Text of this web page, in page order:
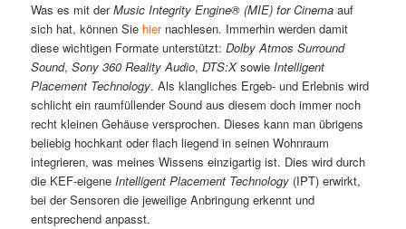
Was es mit derMusic Integrity Engine® (MIE) for Cinemaauf
sich hat, können Sie hiernachlesen. Immerhin werden damit
diese wichtigen Formate unterstützt: Dolby Atmos Surround
Sound, Sony 360 Reality Audio, DTS:Xsowie Intelligent
Placement Technology. Als klangliches Ergeb- und Erlebnis wird
schlicht ein raumfüllender Sound aus diesem doch immer noch
recht kleinen Gehäuse versprochen. Dieses kann man übrigens
beliebig hochkant oder flach liegend in seinen Wohnraum
integrieren, was meines Wissens einzigartig ist. Dies wird durch
die KEF-eigene Intelligent Placement Technology(IPT) erwirkt,
bei der Sensoren die jeweilige Anbringung erkennt und
entsprechend anpasst.